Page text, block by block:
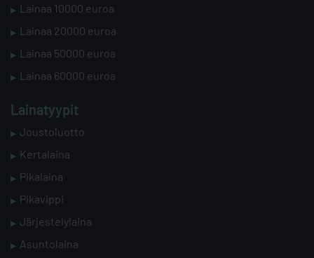
Lainaa 10000 euroa
Lainaa 20000 euroa
Lainaa 50000 euroa
Lainaa 60000 euroa
Lainatyypit
Joustoluotto
Kertalaina
Pikalaina
Pikavippi
Järjestelylaina
Asuntolaina